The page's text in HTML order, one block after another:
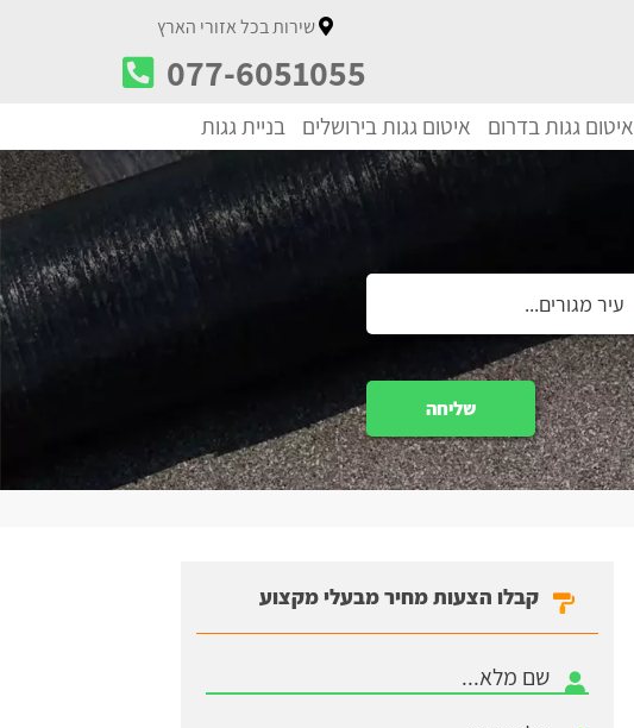
שירות בכל אזורי הארץ
077-6051055
איטום גגות בדרום איטום גגות בירושלים בניית גגות
שליחה
קבלו הצעות מחיר מבעלי מקצוע